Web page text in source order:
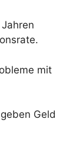
mit
Geld